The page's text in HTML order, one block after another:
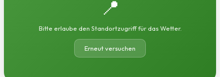
📍
Bitte erlaube den Standortzugriff für das Wetter.
Erneut versuchen